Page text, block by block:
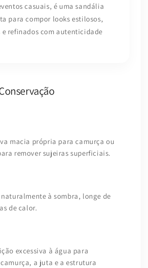
casuais, é uma sandália
para compor looks estilosos,
e refinados com autenticidade
macia própria para camurça ou
remover sujeiras superficiais.
naturalmente à sombra, longe de
de calor.
excessiva à água para
a juta e a estrutura